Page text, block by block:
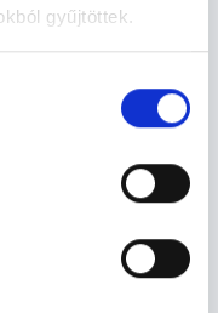
gyűjtöttek.
info/foglaljorvost-
-
szakember